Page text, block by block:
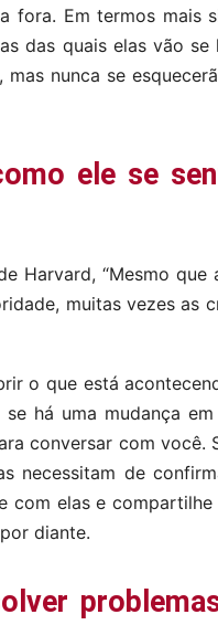
fora. Em termos mais
das quais elas vão se
nunca se
ele se
Harvard, “Mesmo
muitas vezes as
o que está
há uma mudança
conversar com você.
necessitam de
com elas e
diante.